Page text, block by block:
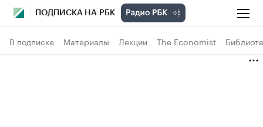
ПОДПИСКА НА РБК
В подписке Материалы Лекции The Economist